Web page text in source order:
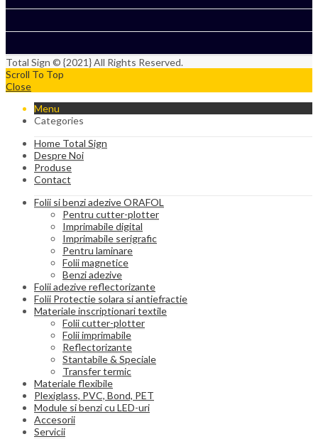
Total Sign © {2021} All Rights Reserved.
Scroll To Top
Close
Menu
Categories
Home Total Sign
Despre Noi
Produse
Contact
Folii si benzi adezive ORAFOL
Pentru cutter-plotter
Imprimabile digital
Imprimabile serigrafic
Pentru laminare
Folii magnetice
Benzi adezive
Folii adezive reflectorizante
Folii Protectie solara si antiefractie
Materiale inscriptionari textile
Folii cutter-plotter
Folii imprimabile
Reflectorizante
Stantabile & Speciale
Transfer termic
Materiale flexibile
Plexiglass, PVC, Bond, PET
Module si benzi cu LED-uri
Accesorii
Servicii